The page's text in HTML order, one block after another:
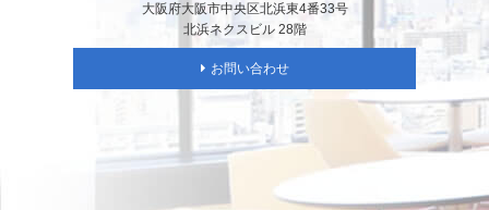
大阪府大阪市中央区北浜東4番33号
北浜ネクスビル 28階
お問い合わせ